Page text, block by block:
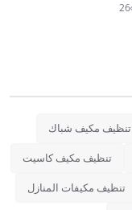
26
تنظيف مكيف شباك
تنظيف مكيف كاسيت
تنظيف مكيفات المنازل